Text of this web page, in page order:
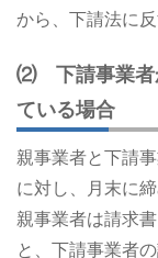
から、下請法に
⑵ 下請事業者
ている場合
親事業者と下請
に対し、月末に
親事業者は請求
と、下請事業者